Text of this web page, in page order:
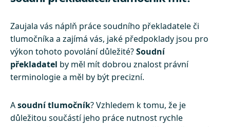
Zaujala vás náplň práce soudního překladatele či
tlumočníka a zajímá vás, jaké předpoklady jsou pro
výkon tohoto povolání důležité?Soudní
překladatel by měl mít dobrou znalost právní
terminologie a měl by být precizní.
Asoudní tlumočník? Vzhledem k tomu, že je
důležitou součástí jeho práce nutnost rychle